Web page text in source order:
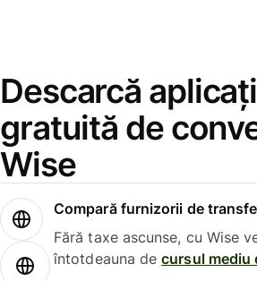
Descarcă
gratuită de
Wise
Compară furnizorii de
Fără taxe ascunse, cu Wise
întotdeauna decursul mediu